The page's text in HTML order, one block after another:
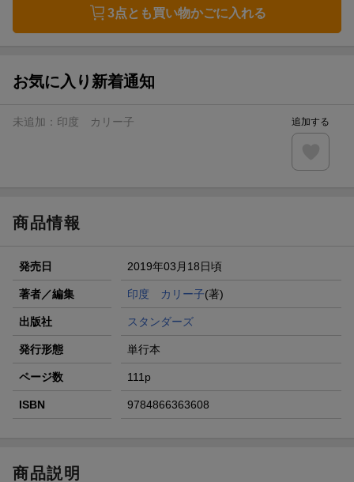
3点とも買い物かごに入れる
お気に入り新着通知
未追加： 印度 カリー子 追加する
商品情報
発売日 2019年03月18日頃
著者／編集 印度 カリー子(著)
出版社 スタンダーズ
発行形態 単行本
ページ数 111p
ISBN 9784866363608
商品説明